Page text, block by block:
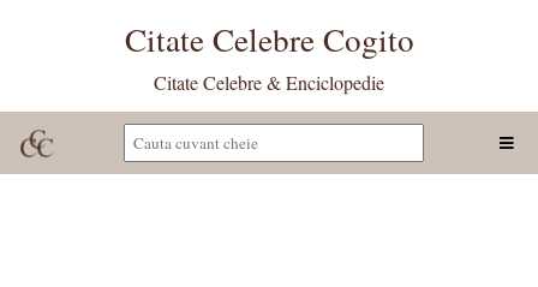
Citate Celebre Cogito
Citate Celebre & Enciclopedie